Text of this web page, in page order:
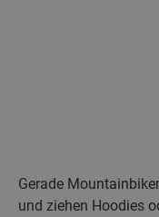
Gerade
und ziehen Hoodies